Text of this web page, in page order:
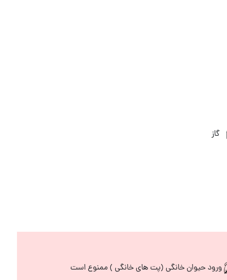
گاز
ورود حیوان خانگی (پت های خانگی ) ممنوع است